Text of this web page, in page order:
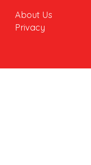
About Us
Privacy